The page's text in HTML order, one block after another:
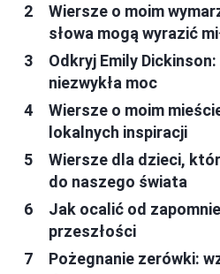
Wiersze o moim
słowa mogą wyrazić
Odkryj Emily
niezwykła moc
Wiersze o moim
lokalnych inspiracji
Wiersze dla dzieci,
do naszego świata
Jak ocalić od
przeszłości
Pożegnanie zerówki: